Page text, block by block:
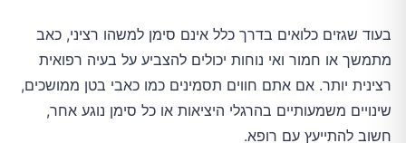
בעוד שגזים כלואים בדרך כלל אינם סימן למשהו רציני, כאב
מתמשך או חמור ואי נוחות יכולים להצביע על בעיה רפואית
רצינית יותר. אם אתם חווים תסמינים כמו כאבי בטן ממושכים,
שינויים משמעותיים בהרגלי היציאות או כל סימן נוגע אחר,
חשוב להתייעץ עם רופא.